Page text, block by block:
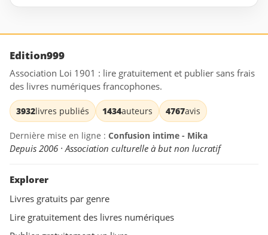
Edition999
Association Loi 1901 : lire gratuitement et publier sans frais
des livres numériques francophones.
3932livres publiés 1434auteurs 4767avis
Dernière mise en ligne : Confusion intime - Mika
Depuis 2006 · Association culturelle à but non lucratif
Explorer
Livres gratuits par genre
Lire gratuitement des livres numériques